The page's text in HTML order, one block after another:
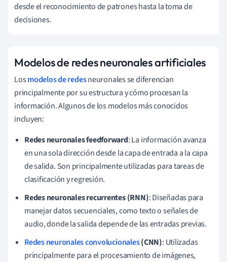
desde el reconocimiento de patrones hasta la toma de
decisiones.
Modelos de redes neuronales artificiales
Losmodelos de redesneuronales se diferencian
principalmente por su estructura y cómo procesan la
información. Algunos de los modelos más conocidos
incluyen:
Redes neuronales feedforward: La información avanza
en una sola dirección desde la capa de entrada a la capa
de salida. Son principalmente utilizadas para tareas de
clasificación y regresión.
Redes neuronales recurrentes (RNN): Diseñadas para
manejar datos secuenciales, como texto o señales de
audio, donde la salida depende de las entradas previas.
Redes neuronales convolucionales(CNN): Utilizadas
principalmente para el procesamiento de imágenes,